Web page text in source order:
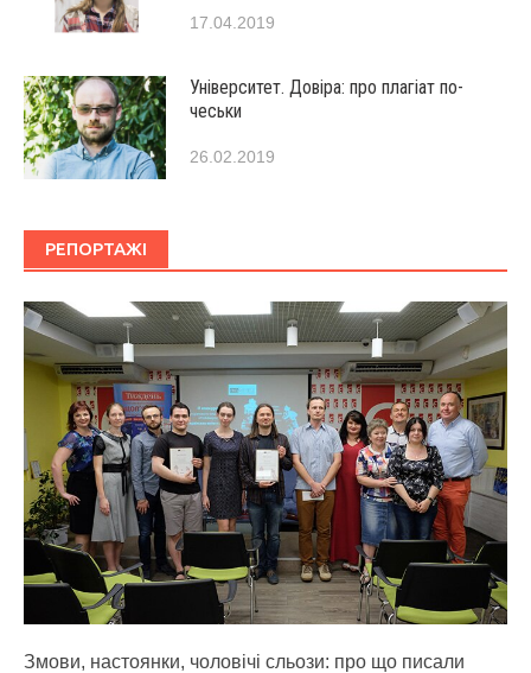
17.04.2019
Університет. Довіра: про плагіат по-
чеськи
26.02.2019
РЕПОРТАЖІ
Змови, настоянки, чоловічі сльози: про що писали